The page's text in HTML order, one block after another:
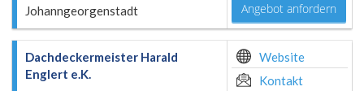
Johanngeorgenstadt
Angebot anfordern
Dachdeckermeister Harald
Englert e.K.
Website
Kontakt